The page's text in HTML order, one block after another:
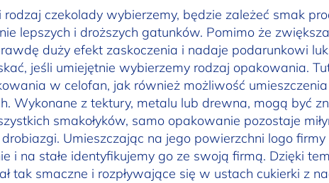
rodzaj czekolady wybierzemy, będzie zależeć smak
lepszych i droższych gatunków. Pomimo że
duży efekt zaskoczenia i nadaje podarunkowi
jeśli umiejętnie wybierzemy rodzaj opakowania.
w celofan, jak również możliwość
Wykonane z tektury, metalu lub drewna, mogą być
smakołyków, samo opakowanie pozostaje
Umieszczając na jego powierzchni logo
i na stałe identyfikujemy go ze swoją firmą. Dzięki
tak smaczne i rozpływające się w ustach cukierki z